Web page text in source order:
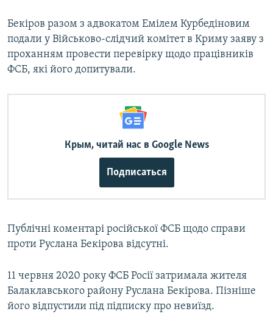
Бекіров разом з адвокатом Емілем Курбедіновим
подали у Військово-слідчий комітет в Криму заяву з
проханням провести перевірку щодо працівників
ФСБ, які його допитували.
Крым, читай нас в Google News
Подписаться
Публічні коментарі російської ФСБ щодо справи
проти Руслана Бекірова відсутні.
11 червня 2020 року ФСБ Росії затримала жителя
Балаклавського району Руслана Бекірова. Пізніше
його відпустили під підписку про невиїзд.